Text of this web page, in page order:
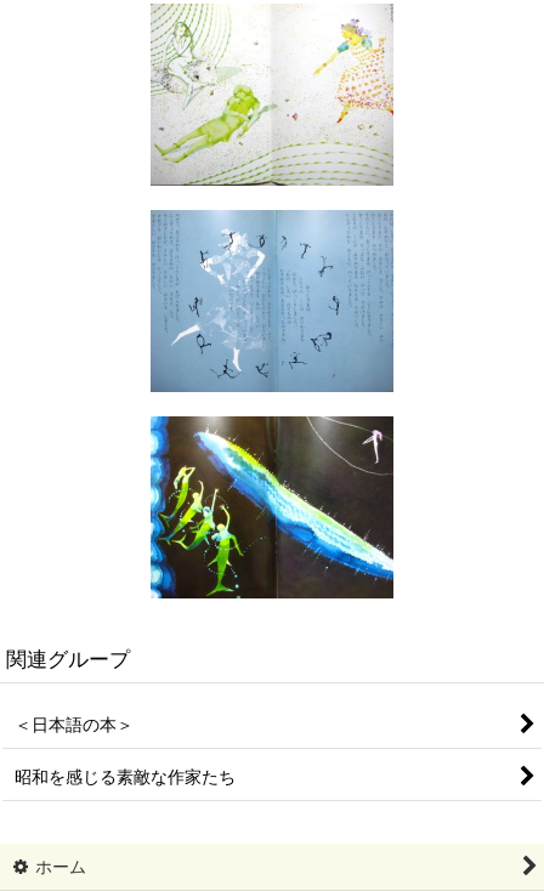
関連グループ
＜日本語の本＞
昭和を感じる素敵な作家たち
ホーム